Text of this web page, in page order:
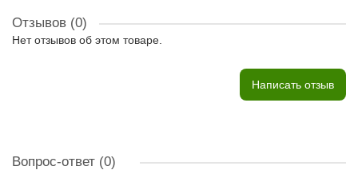
Отзывов (0)
Нет отзывов об этом товаре.
Написать отзыв
Вопрос-ответ (0)